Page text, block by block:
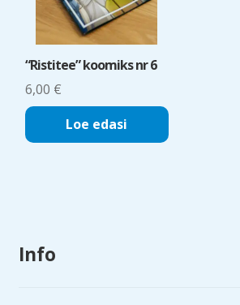
“Ristitee” koomiks nr 6
6,00 €
Loe edasi
Info